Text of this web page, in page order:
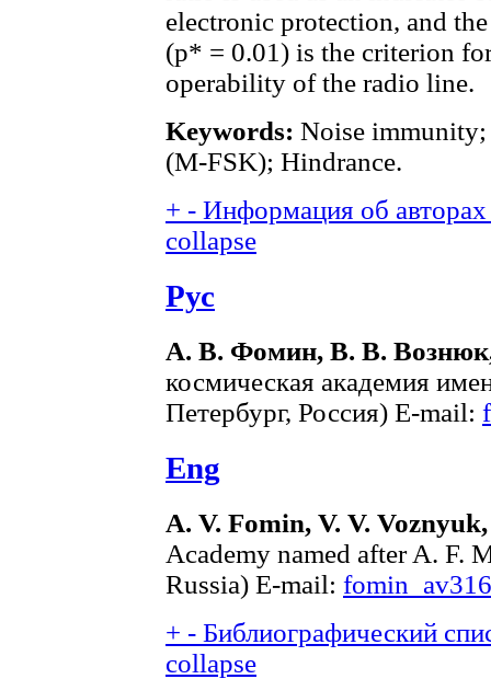
electronic protection, and
(p* = 0.01) is the criterion
operability of the radio line.
Keywords: Noise
(M-FSK); Hindrance.
+ - Информация об
collapse
Рус
А. В. Фомин, В. В.
космическая академия
Петербург, Россия) E-mail:
Eng
A. V. Fomin, V. V.
Academy named after A. F.
Russia) E-mail:
+ - Библиографический
collapse